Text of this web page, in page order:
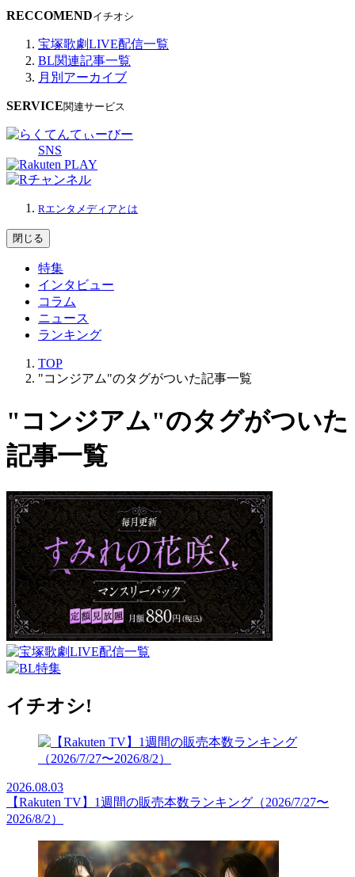
RECCOMENDイチオシ
宝塚歌劇LIVE配信一覧
BL関連記事一覧
月別アーカイブ
SERVICE関連サービス
SNS
Rエンタメディアとは
閉じる
特集
インタビュー
コラム
ニュース
ランキング
TOP
"コンジアム"のタグがついた記事一覧
"コンジアム"のタグがついた
記事一覧
イチオシ!
2026.08.03
【Rakuten TV】1週間の販売本数ランキング（2026/7/27〜
2026/8/2）